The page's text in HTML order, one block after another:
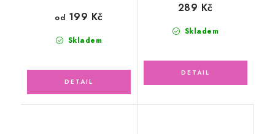
Skladem
od 199 Kč
Skladem
289 Kč